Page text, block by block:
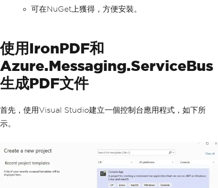
可在NuGet上獲得，方便安裝。
使用IronPDF和
Azure.Messaging.ServiceBus
生成PDF文件
首先，使用Visual Studio建立一個控制台應用程式，如下所
示。